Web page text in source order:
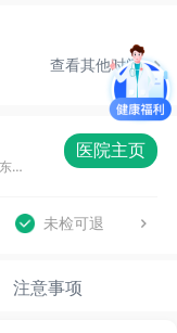
查看其他时间
南宁市江南区五一东路7号环球国际大酒店6楼
医院主页
未检可退
注意事项